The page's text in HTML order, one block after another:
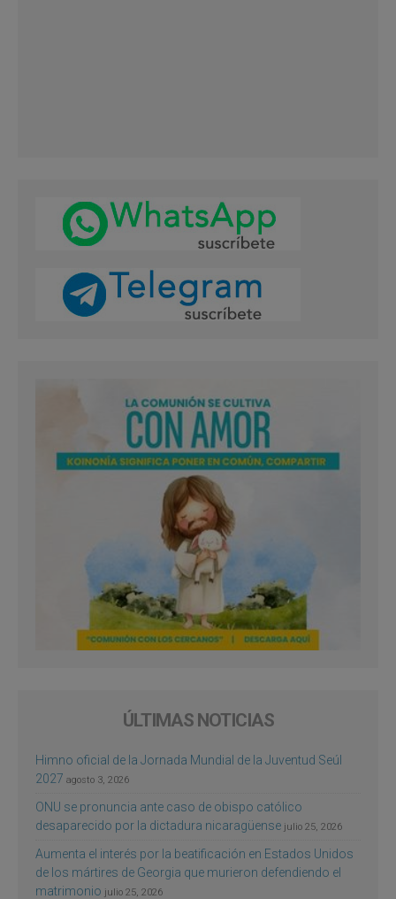
ÚLTIMAS NOTICIAS
Himno oficial de la Jornada Mundial de la Juventud Seúl
2027 agosto 3, 2026
ONU se pronuncia ante caso de obispo católico
desaparecido por la dictadura nicaragüense julio 25, 2026
Aumenta el interés por la beatificación en Estados Unidos
de los mártires de Georgia que murieron defendiendo el
matrimonio julio 25, 2026